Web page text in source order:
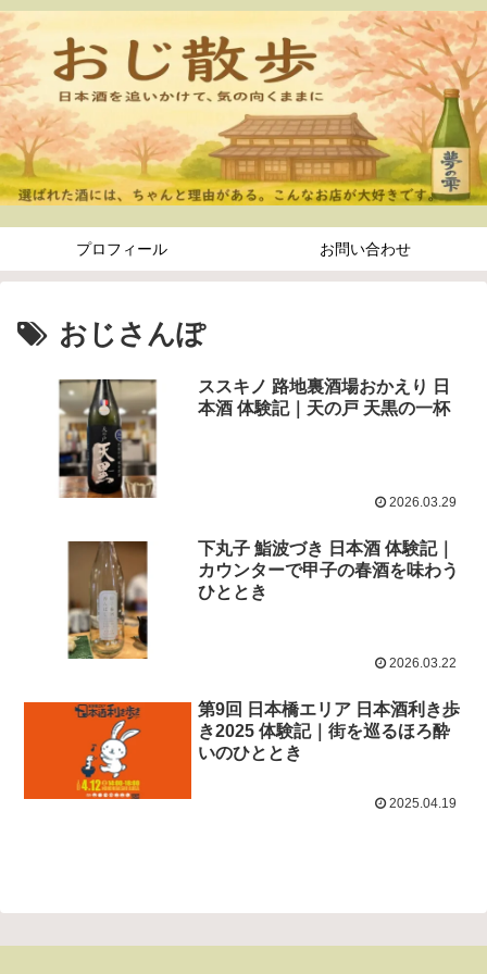
プロフィール お問い合わせ
おじさんぽ
ススキノ 路地裏酒場おかえり 日
本酒 体験記｜天の戸 天黒の一杯
2026.03.29
下丸子 鮨波づき 日本酒 体験記｜
カウンターで甲子の春酒を味わう
ひととき
2026.03.22
第9回 日本橋エリア 日本酒利き歩
き2025 体験記｜街を巡るほろ酔
いのひととき
2025.04.19